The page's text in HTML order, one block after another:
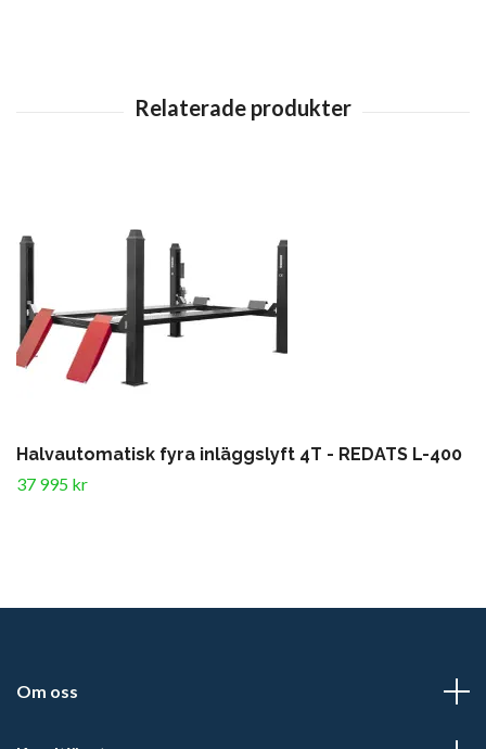
Halvautomatisk fyra inläggslyft 4T - REDATS L-400
37 995 kr
Om oss